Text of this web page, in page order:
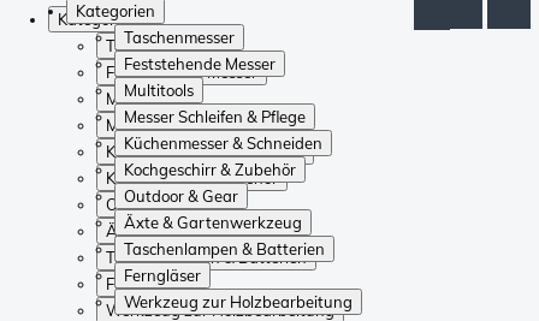
Kategorien
Taschenmesser
Feststehende Messer
Multitools
Messer Schleifen & Pflege
Küchenmesser & Schneiden
Kochgeschirr & Zubehör
Outdoor & Gear
Äxte & Gartenwerkzeug
Taschenlampen & Batterien
Ferngläser
Werkzeug zur Holzbearbeitung
Kategorien
Taschenmesser
Feststehende Messer
Multitools
Messer Schleifen & Pflege
Küchenmesser & Schneiden
Kochgeschirr & Zubehör
Outdoor & Gear
Äxte & Gartenwerkzeug
Taschenlampen & Batterien
Ferngläser
Werkzeug zur Holzbearbeitung